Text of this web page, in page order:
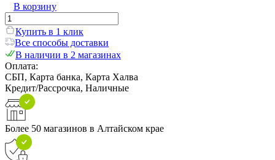
В корзину
Купить в 1 клик
Все способы доставки
В наличии в 2 магазинах
Оплата:
СБП, Карта банка, Карта Халва
Кредит/Рассрочка, Наличные
Более 50 магазинов в Алтайском крае